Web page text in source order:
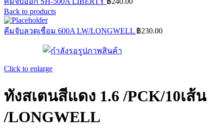
Back to products
คีมจับลวดเชื่อม 600A LW/LONGWELL ฿230.00
Click to enlarge
ทังสเตนสีแดง 1.6 /PCK/10เส้น
/LONGWELL